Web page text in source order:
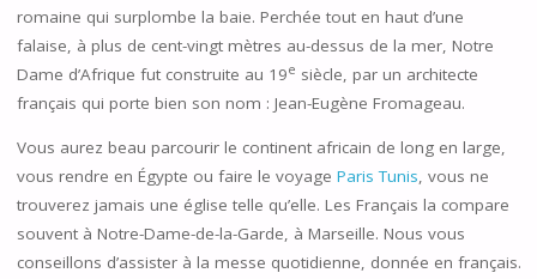
romaine qui surplombe la baie. Perchée tout en haut d’une
falaise, à plus de cent-vingt mètres au-dessus de la mer, Notre
Dame d’Afrique fut construite au 19e siècle, par un architecte
français qui porte bien son nom : Jean-Eugène Fromageau.
Vous aurez beau parcourir le continent africain de long en large,
vous rendre en Égypte ou faire le voyage Paris Tunis, vous ne
trouverez jamais une église telle qu’elle. Les Français la compare
souvent à Notre-Dame-de-la-Garde, à Marseille. Nous vous
conseillons d’assister à la messe quotidienne, donnée en français.